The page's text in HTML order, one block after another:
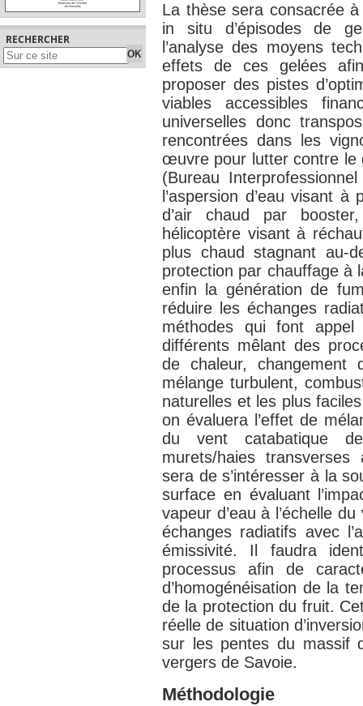
RECHERCHER
La thèse sera consacrée à
in situ d’épisodes de
l’analyse des moyens
effets de ces gelées
proposer des pistes
viables accessibles
universelles donc
rencontrées dans les
œuvre pour lutter contre le
(Bureau
l’aspersion d’eau visant
d’air chaud par
hélicoptère visant à
plus chaud stagnant au-
protection par chauffage à
enfin la génération de
réduire les échanges
méthodes qui font
différents mêlant des
de chaleur, changement
mélange turbulent,
naturelles et les plus
on évaluera l’effet de
du vent catabatique
murets/haies
sera de s’intéresser à la
surface en évaluant
vapeur d’eau à l’échelle
échanges radiatifs avec
émissivité. Il faudra
processus afin de
d’homogénéisation de la
de la protection du fruit.
réelle de situation
sur les pentes du massif
vergers de Savoie.
Méthodologie